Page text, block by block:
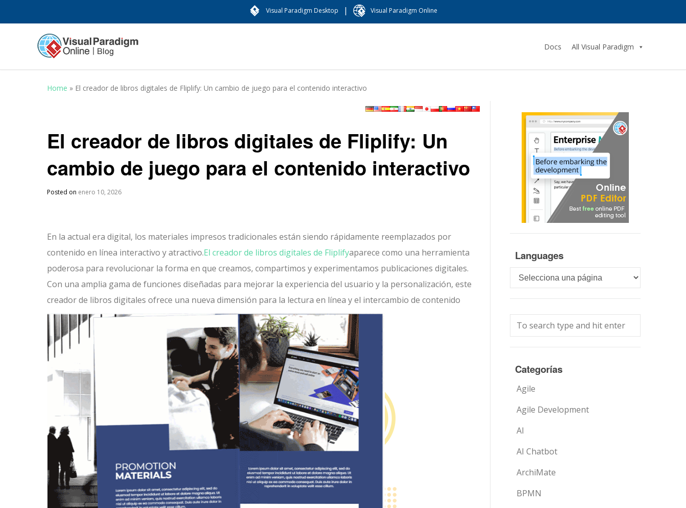
Visual Paradigm Desktop | Visual Paradigm Online
Docs All Visual Paradigm
Home » El creador de libros digitales de Fliplify: Un cambio de juego para el contenido interactivo
El creador de libros digitales de Fliplify: Un
cambio de juego para el contenido interactivo
Posted on enero 10, 2026
En la actual era digital, los materiales impresos tradicionales están siendo rápidamente reemplazados por
contenido en línea interactivo y atractivo.El creador de libros digitales de Fliplifyaparece como una herramienta
poderosa para revolucionar la forma en que creamos, compartimos y experimentamos publicaciones digitales.
Con una amplia gama de funciones diseñadas para mejorar la experiencia del usuario y la personalización, este
creador de libros digitales ofrece una nueva dimensión para la lectura en línea y el intercambio de contenido
Languages
Languages
Categorías
Agile
Agile Development
AI
AI Chatbot
ArchiMate
BPMN